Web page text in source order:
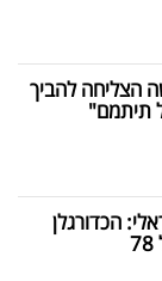
הצליחה להביך
תיתמם"
הכדורגלן